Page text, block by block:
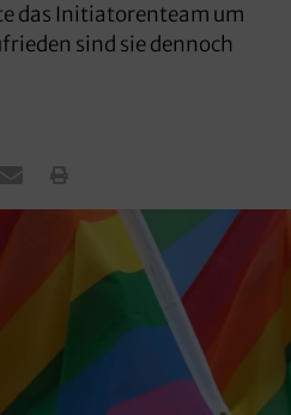
das Initiatorenteam um
sind sie dennoch